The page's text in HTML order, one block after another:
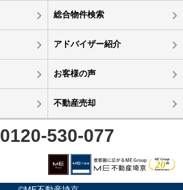
総合物件検索
アドバイザー紹介
お客様の声
不動産売却
0120-530-077